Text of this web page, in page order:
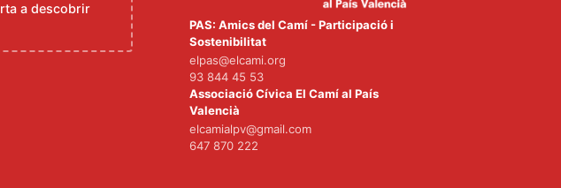
a descobrir
PAS: Amics del Camí - Participació i
Sostenibilitat
elpas@elcami.org
93 844 45 53
Associació Cívica El Camí al País
Valencià
elcamialpv@gmail.com
647 870 222